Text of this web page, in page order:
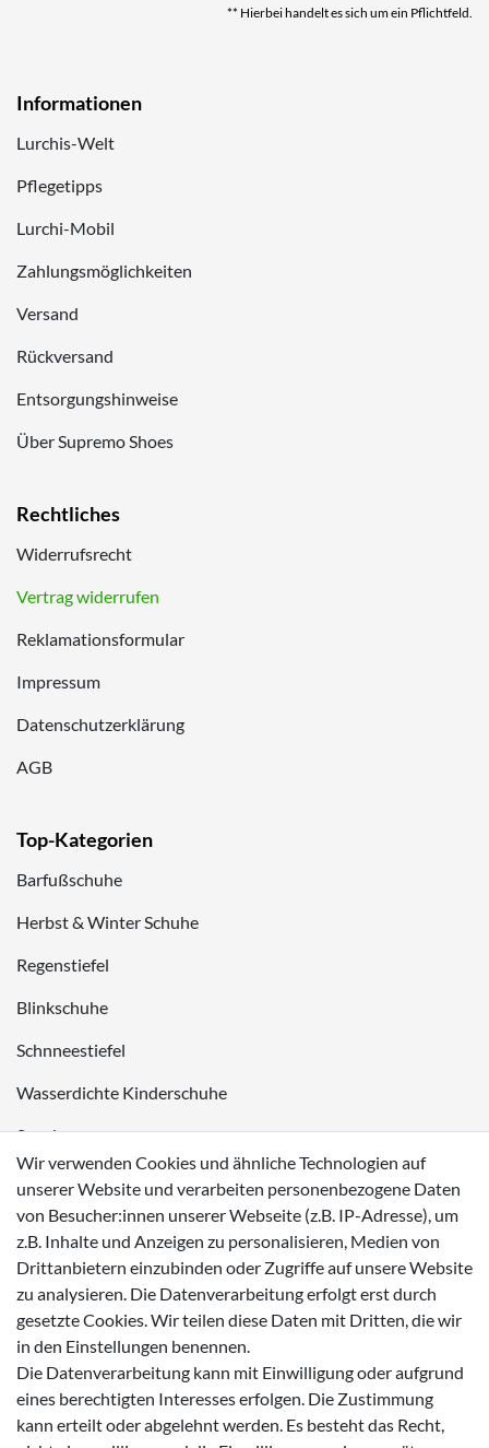
** Hierbei handelt es sich um ein Pflichtfeld.
Informationen
Lurchis-Welt
Pflegetipps
Lurchi-Mobil
Zahlungsmöglichkeiten
Versand
Rückversand
Entsorgungshinweise
Über Supremo Shoes
Rechtliches
Widerrufsrecht
Vertrag widerrufen
Reklamationsformular
Impressum
Datenschutzerklärung
AGB
Top-Kategorien
Barfußschuhe
Herbst & Winter Schuhe
Regenstiefel
Blinkschuhe
Schnneestiefel
Wasserdichte Kinderschuhe
Sneaker
Zahlungsmöglichkeiten
Versanddienstleister
Wir verwenden Cookies und ähnliche Technologien auf
unserer Website und verarbeiten personenbezogene Daten
von Besucher:innen unserer Webseite (z.B. IP-Adresse), um
z.B. Inhalte und Anzeigen zu personalisieren, Medien von
Drittanbietern einzubinden oder Zugriffe auf unsere Website
zu analysieren. Die Datenverarbeitung erfolgt erst durch
gesetzte Cookies. Wir teilen diese Daten mit Dritten, die wir
in den Einstellungen benennen.
Die Datenverarbeitung kann mit Einwilligung oder aufgrund
eines berechtigten Interesses erfolgen. Die Zustimmung
kann erteilt oder abgelehnt werden. Es besteht das Recht,